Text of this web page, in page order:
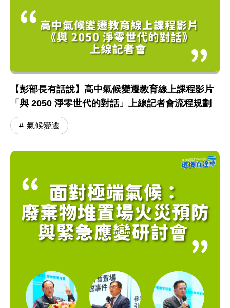
【彭部長有話說】高中氣候變遷教育線上課程影片
「與 2050 淨零世代的對話」上線記者會流程規劃
氣候變遷